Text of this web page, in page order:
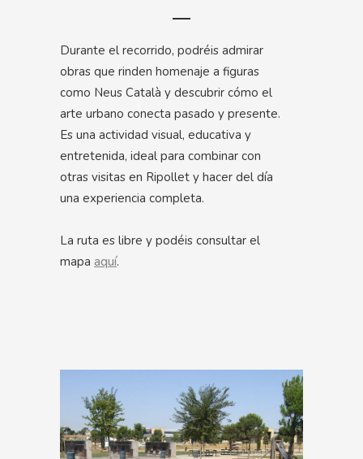
Durante el recorrido, podréis admirar
obras que rinden homenaje a figuras
como Neus Català y descubrir cómo el
arte urbano conecta pasado y presente.
Es una actividad visual, educativa y
entretenida, ideal para combinar con
otras visitas en Ripollet y hacer del día
una experiencia completa.
La ruta es libre y podéis consultar el
mapa aquí.